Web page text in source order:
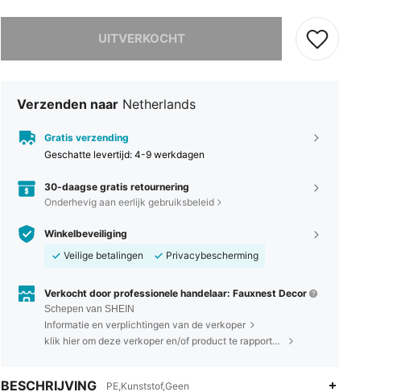
UITVERKOCHT
Sorry, dit product is uitverkocht.
Verzenden naar Netherlands
Gratis verzending
Geschatte levertijd: 4-9 werkdagen
30-daagse gratis retournering
Onderhevig aan eerlijk gebruiksbeleid
Winkelbeveiliging
Veilige betalingen
Privacybescherming
Verkocht door professionele handelaar: Fauxnest Decor
Schepen van SHEIN
Informatie en verplichtingen van de verkoper
klik hier om deze verkoper en/of product te rapporteren.
BESCHRIJVING PE,Kunststof,Geen